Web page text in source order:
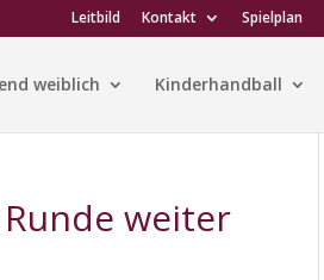
Leitbild Kontakt Spielplan
weiblich Kinderhandball
weiter